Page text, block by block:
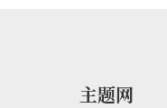
主题网